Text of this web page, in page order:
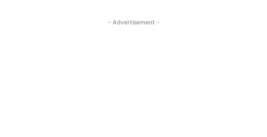
- Advertisement -